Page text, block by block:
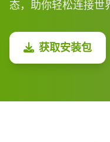
态，助你轻松连接世
获取安装包